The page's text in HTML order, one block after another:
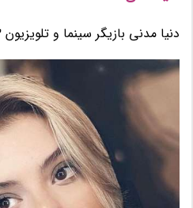
دنیا مدنی بازیگر سینما و تلویزیون 13 تیرماه 1369 متولد شد.